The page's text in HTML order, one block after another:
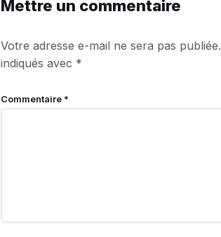
Mettre un commentaire
Votre adresse e-mail ne sera pas publiée.
indiqués avec *
Commentaire *